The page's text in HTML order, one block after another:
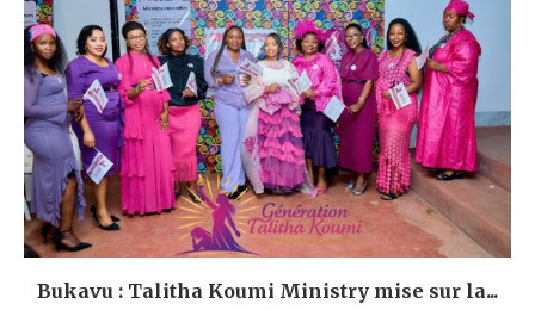
Bukavu : Talitha Koumi Ministry mise sur la...